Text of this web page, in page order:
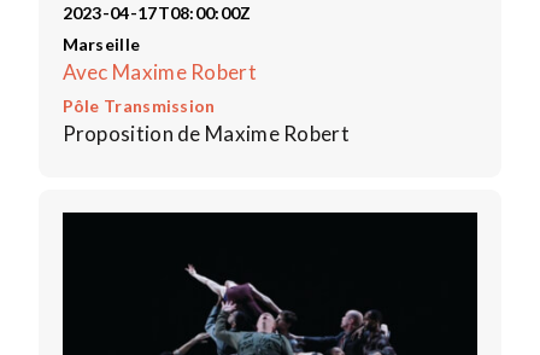
2023-04-17T08:00:00Z
Marseille
Avec Maxime Robert
Pôle Transmission
Proposition de Maxime Robert